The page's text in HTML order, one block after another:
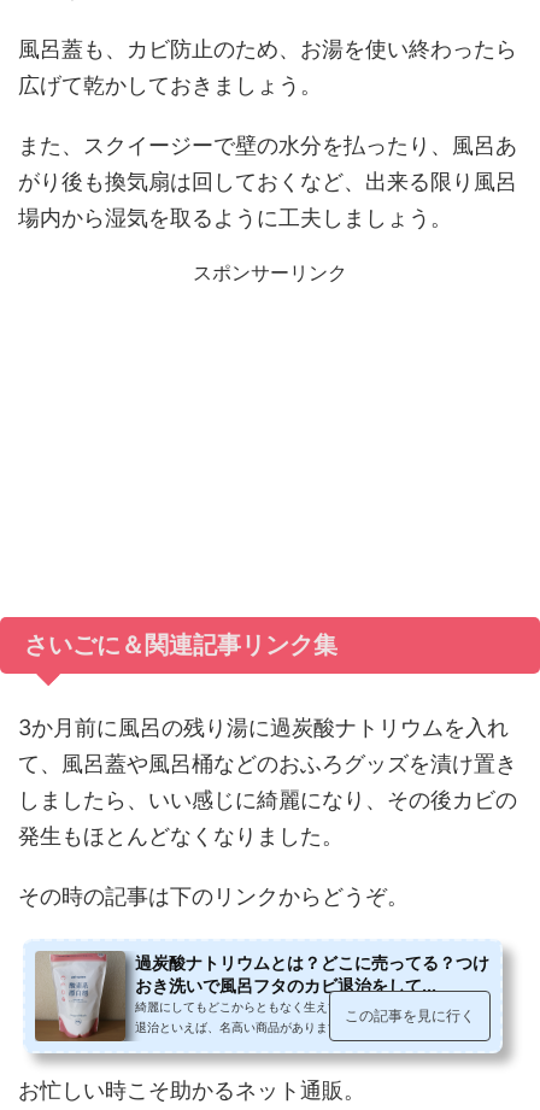
風呂蓋も、カビ防止のため、お湯を使い終わったら
広げて乾かしておきましょう。
また、スクイージーで壁の水分を払ったり、風呂あ
がり後も換気扇は回しておくなど、出来る限り風呂
場内から湿気を取るように工夫しましょう。
スポンサーリンク
さいごに＆関連記事リンク集
3か月前に風呂の残り湯に過炭酸ナトリウムを入れ
て、風呂蓋や風呂桶などのおふろグッズを漬け置き
しましたら、いい感じに綺麗になり、その後カビの
発生もほとんどなくなりました。
その時の記事は下のリンクからどうぞ。
過炭酸ナトリウムとは？どこに売ってる？つけ
おき洗いで風呂フタのカビ退治をして...
綺麗にしてもどこからともなく生えてくる「風呂場のカビ」カビ
退治といえば、名高い商品がありますが、あの刺激臭と、衣服に
この記事を見に行く
お忙しい時こそ助かるネット通販。